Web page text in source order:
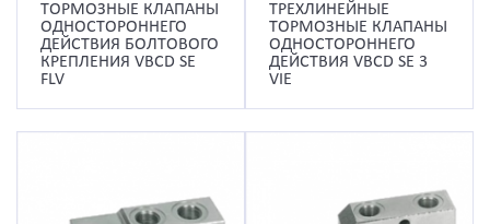
ТОРМОЗНЫЕ КЛАПАНЫ
ОДНОСТОРОННЕГО
ДЕЙСТВИЯ БОЛТОВОГО
КРЕПЛЕНИЯ VBCD SE
FLV
ТРЕХЛИНЕЙНЫЕ
ТОРМОЗНЫЕ КЛАПАНЫ
ОДНОСТОРОННЕГО
ДЕЙСТВИЯ VBCD SE 3
VIE